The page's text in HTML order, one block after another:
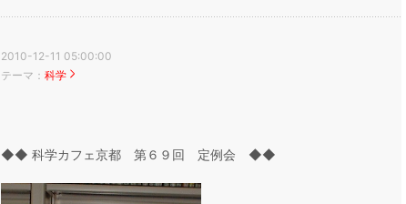
2010-12-11 05:00:00
テーマ： 科学
◆◆ 科学カフェ京都 第６９回 定例会 ◆◆